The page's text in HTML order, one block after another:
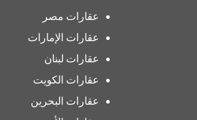
عقارات مصر
عقارات الإمارات
عقارات لبنان
عقارات الكويت
عقارات البحرين